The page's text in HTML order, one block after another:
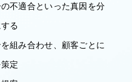
不適合といった真因を分
る
組み合わせ、顧客ごとに
定